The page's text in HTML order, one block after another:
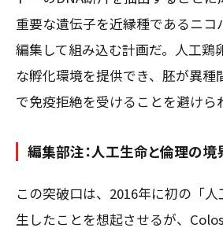
重要な遺伝子を近縁種であるニコ
編集して組み込む計画だ。人工鶏
な孵化環境を提供でき、胚が異種
で免疫拒絶を受けることを避けら
編集部注：人工生命と倫理の境
この突破口は、2016年に初の「
生したことを想起させるが、